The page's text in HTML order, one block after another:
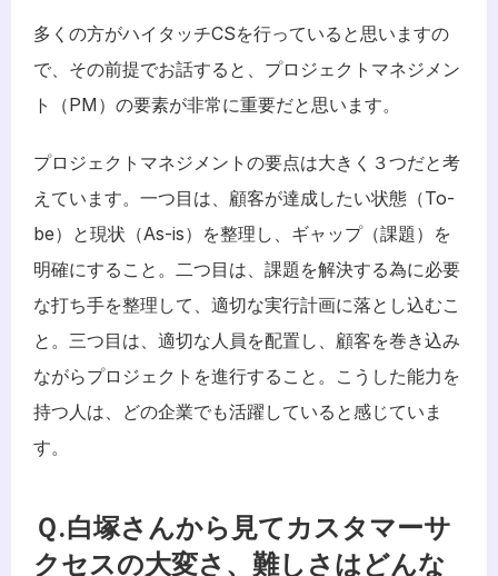
多くの方がハイタッチCSを行っていると思いますの
で、その前提でお話すると、プロジェクトマネジメン
ト（PM）の要素が非常に重要だと思います。
プロジェクトマネジメントの要点は大きく３つだと考
えています。一つ目は、顧客が達成したい状態（To-
be）と現状（As-is）を整理し、ギャップ（課題）を
明確にすること。二つ目は、課題を解決する為に必要
な打ち手を整理して、適切な実行計画に落とし込むこ
と。三つ目は、適切な人員を配置し、顧客を巻き込み
ながらプロジェクトを進行すること。こうした能力を
持つ人は、どの企業でも活躍していると感じていま
す。
Ｑ.白塚さんから見てカスタマーサ
クセスの大変さ、難しさはどんな